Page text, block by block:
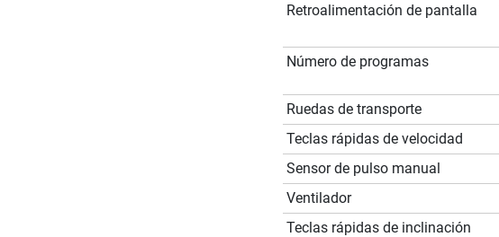
Retroalimentación de pantalla
Número de programas
Ruedas de transporte
Teclas rápidas de velocidad
Sensor de pulso manual
Ventilador
Teclas rápidas de inclinación